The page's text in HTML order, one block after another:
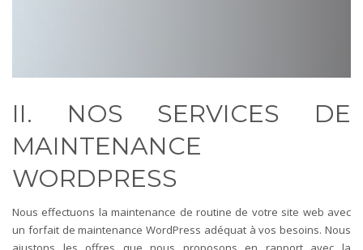
II. NOS SERVICES DE
MAINTENANCE
WORDPRESS
Nous effectuons la maintenance de routine de votre site web avec
un forfait de maintenance WordPress adéquat à vos besoins. Nous